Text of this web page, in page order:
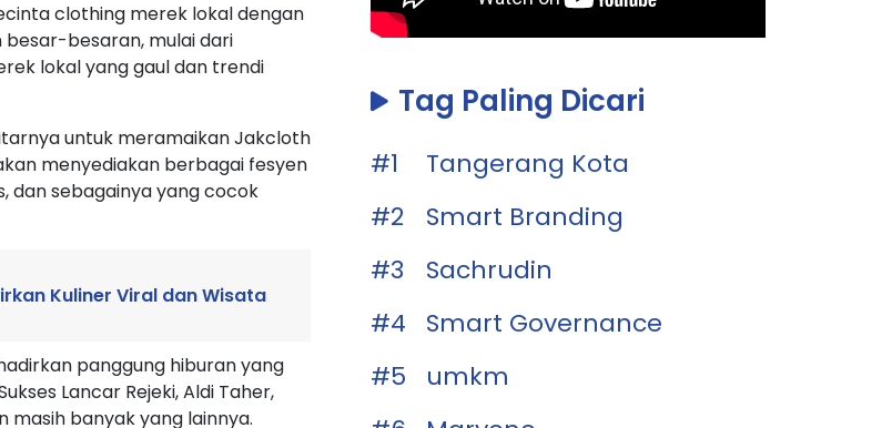
clothing merek lokal dengan
besaran, mulai dari
lokal yang gaul dan trendi
untuk meramaikan Jakcloth
menyediakan berbagai fesyen
dan sebagainya yang cocok
Kuliner Viral dan Wisata
panggung hiburan yang
Lancar Rejeki, Aldi Taher,
masih banyak yang lainnya.
Tag Paling Dicari
#1
Tangerang Kota
#2
Smart Branding
#3
Sachrudin
#4
Smart Governance
#5
umkm